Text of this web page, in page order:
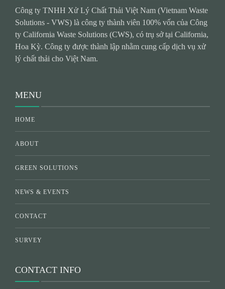
Công ty TNHH Xử Lý Chất Thải Việt Nam (Vietnam Waste
Solutions - VWS) là công ty thành viên 100% vốn của Công
ty California Waste Solutions (CWS), có trụ sở tại California,
Hoa Kỳ. Công ty được thành lập nhằm cung cấp dịch vụ xử
lý chất thải cho Việt Nam.
MENU
HOME
ABOUT
GREEN SOLUTIONS
NEWS & EVENTS
CONTACT
SURVEY
CONTACT INFO